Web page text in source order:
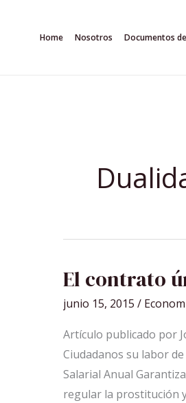
Home Nosotros Documentos
El contrato
junio 15, 2015 /
Artículo publicado por
Ciudadanos su labor
Salarial Anual
regular la prostitución
EL
CONTRATO
ÚNICO,
¿UNA
OCURRENCIA?